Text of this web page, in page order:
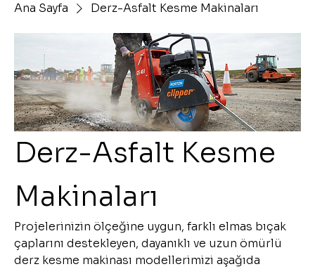
Ana Sayfa Derz-Asfalt Kesme Makinaları
Derz-Asfalt Kesme
Makinaları
Projelerinizin ölçeğine uygun, farklı elmas bıçak
çaplarını destekleyen, dayanıklı ve uzun ömürlü
derz kesme makinası modellerimizi aşağıda